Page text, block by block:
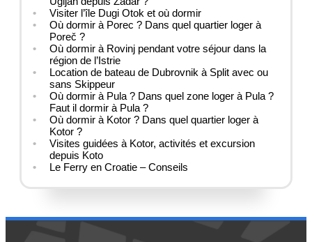
Visiter l’île Dugi Otok et où dormir
Où dormir à Porec ? Dans quel quartier loger à
Poreč ?
Où dormir à Rovinj pendant votre séjour dans la
région de l’Istrie
Location de bateau de Dubrovnik à Split avec ou
sans Skippeur
Où dormir à Pula ? Dans quel zone loger à Pula ?
Faut il dormir à Pula ?
Où dormir à Kotor ? Dans quel quartier loger à
Kotor ?
Visites guidées à Kotor, activités et excursion
depuis Koto
Le Ferry en Croatie – Conseils